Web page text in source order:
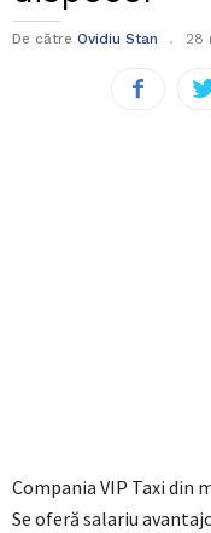
De către Ovidiu Stan 28
Compania VIP Taxi din
Se oferă salariu